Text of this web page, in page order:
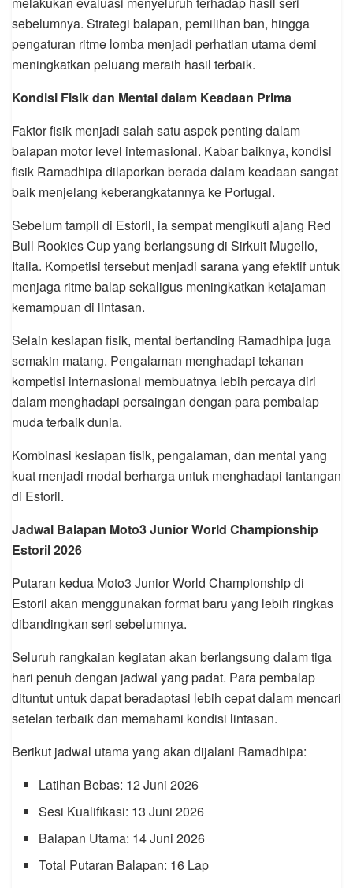
sebelumnya. Strategi balapan, pemilihan ban, hingga
pengaturan ritme lomba menjadi perhatian utama demi
meningkatkan peluang meraih hasil terbaik.
Kondisi Fisik dan Mental dalam Keadaan Prima
Faktor fisik menjadi salah satu aspek penting dalam
balapan motor level internasional. Kabar baiknya, kondisi
fisik Ramadhipa dilaporkan berada dalam keadaan sangat
baik menjelang keberangkatannya ke Portugal.
Sebelum tampil di Estoril, ia sempat mengikuti ajang Red
Bull Rookies Cup yang berlangsung di Sirkuit Mugello,
Italia. Kompetisi tersebut menjadi sarana yang efektif untuk
menjaga ritme balap sekaligus meningkatkan ketajaman
kemampuan di lintasan.
Selain kesiapan fisik, mental bertanding Ramadhipa juga
semakin matang. Pengalaman menghadapi tekanan
kompetisi internasional membuatnya lebih percaya diri
dalam menghadapi persaingan dengan para pembalap
muda terbaik dunia.
Kombinasi kesiapan fisik, pengalaman, dan mental yang
kuat menjadi modal berharga untuk menghadapi tantangan
di Estoril.
Jadwal Balapan Moto3 Junior World Championship
Estoril 2026
Putaran kedua Moto3 Junior World Championship di
Estoril akan menggunakan format baru yang lebih ringkas
dibandingkan seri sebelumnya.
Seluruh rangkaian kegiatan akan berlangsung dalam tiga
hari penuh dengan jadwal yang padat. Para pembalap
dituntut untuk dapat beradaptasi lebih cepat dalam mencari
setelan terbaik dan memahami kondisi lintasan.
Berikut jadwal utama yang akan dijalani Ramadhipa:
Latihan Bebas: 12 Juni 2026
Sesi Kualifikasi: 13 Juni 2026
Balapan Utama: 14 Juni 2026
Total Putaran Balapan: 16 Lap